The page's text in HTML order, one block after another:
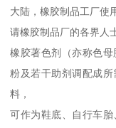
大陆，橡胶制品工厂使
请橡胶制品厂的各界人
橡胶著色剂（亦称色
粉及若干助剂调配成
料，
可作为鞋底、自行车